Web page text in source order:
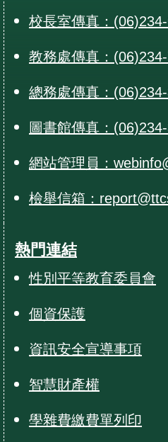
校長室傳真：
教務處傳真：
總務處傳真：
圖書館傳真：
網站管理員：
檢舉信箱：
熱門連結
性別平等教育委員會
個資保護
資訊安全宣導事項
智慧財產權
學雜費繳費單列印